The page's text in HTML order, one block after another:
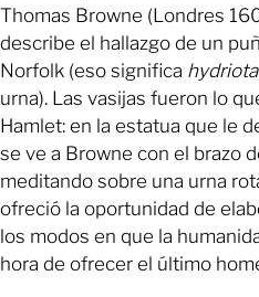
Thomas Browne (Londres
describe el hallazgo de un
Norfolk (eso significa
urna). Las vasijas fueron lo
Hamlet: en la estatua que le
se ve a Browne con el brazo
meditando sobre una urna
ofreció la oportunidad de
los modos en que la
hora de ofrecer el último